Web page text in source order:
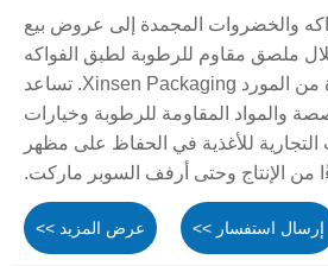
والخضروات المجمدة إلى عروض بيع
ملصق مقاوم للرطوبة لطبق الفواكه
والخضروات المجمدة من المورد Xinsen Packaging. تساعد
والمواد المقاومة للرطوبة وخيارات
التجارية للأغذية في الحفاظ على مظهر
من الإنتاج وحتى أرفف السوبر ماركت.
عرض المزيد >> إرسال استفسار >>